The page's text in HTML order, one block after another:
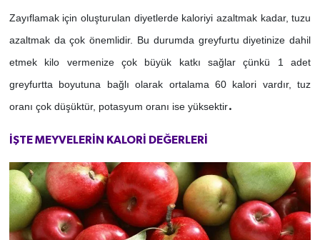
Zayıflamak için oluşturulan diyetlerde kaloriyi azaltmak kadar, tuzu
azaltmak da çok önemlidir. Bu durumda greyfurtu diyetinize dahil
etmek kilo vermenize çok büyük katkı sağlar çünkü 1 adet
greyfurtta boyutuna bağlı olarak ortalama 60 kalori vardır, tuz
oranı çok düşüktür, potasyum oranı ise yüksektir.
İŞTE MEYVELERİN KALORİ DEĞERLERİ